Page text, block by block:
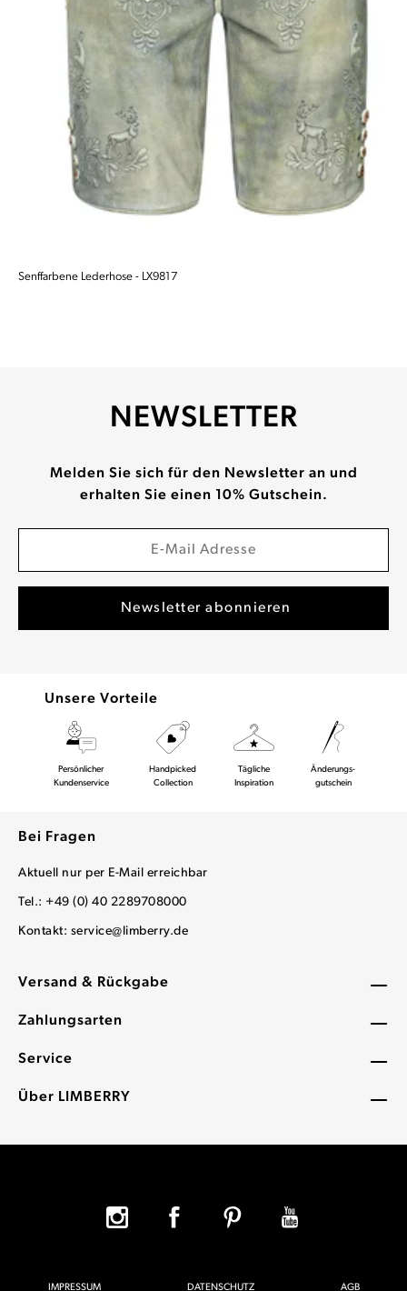
Senffarbene Lederhose - LX9817
Versand & Rückgabe
Zahlungsarten
Service
Über LIMBERRY
NEWSLETTER
Melden Sie sich für den Newsletter an und
erhalten Sie einen 10% Gutschein.
Unsere Vorteile
Persönlicher
Kundenservice
Handpicked
Collection
Tägliche
Inspiration
Änderungs-
gutschein
Bei Fragen
Aktuell nur per E-Mail erreichbar
Tel.: +49 (0) 40 2289708000
Kontakt: service@limberry.de
IMPRESSUM DATENSCHUTZ AGB